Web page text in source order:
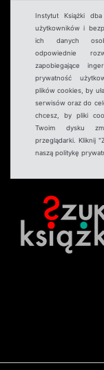
Instytut Książki
użytkowników i
ich danych
odpowiednie
zapobiegające
prywatność
plików cookies, by
serwisów oraz do
chcesz, by pliki
Twoim dysku
przeglądarki. Kliknij
naszą politykę